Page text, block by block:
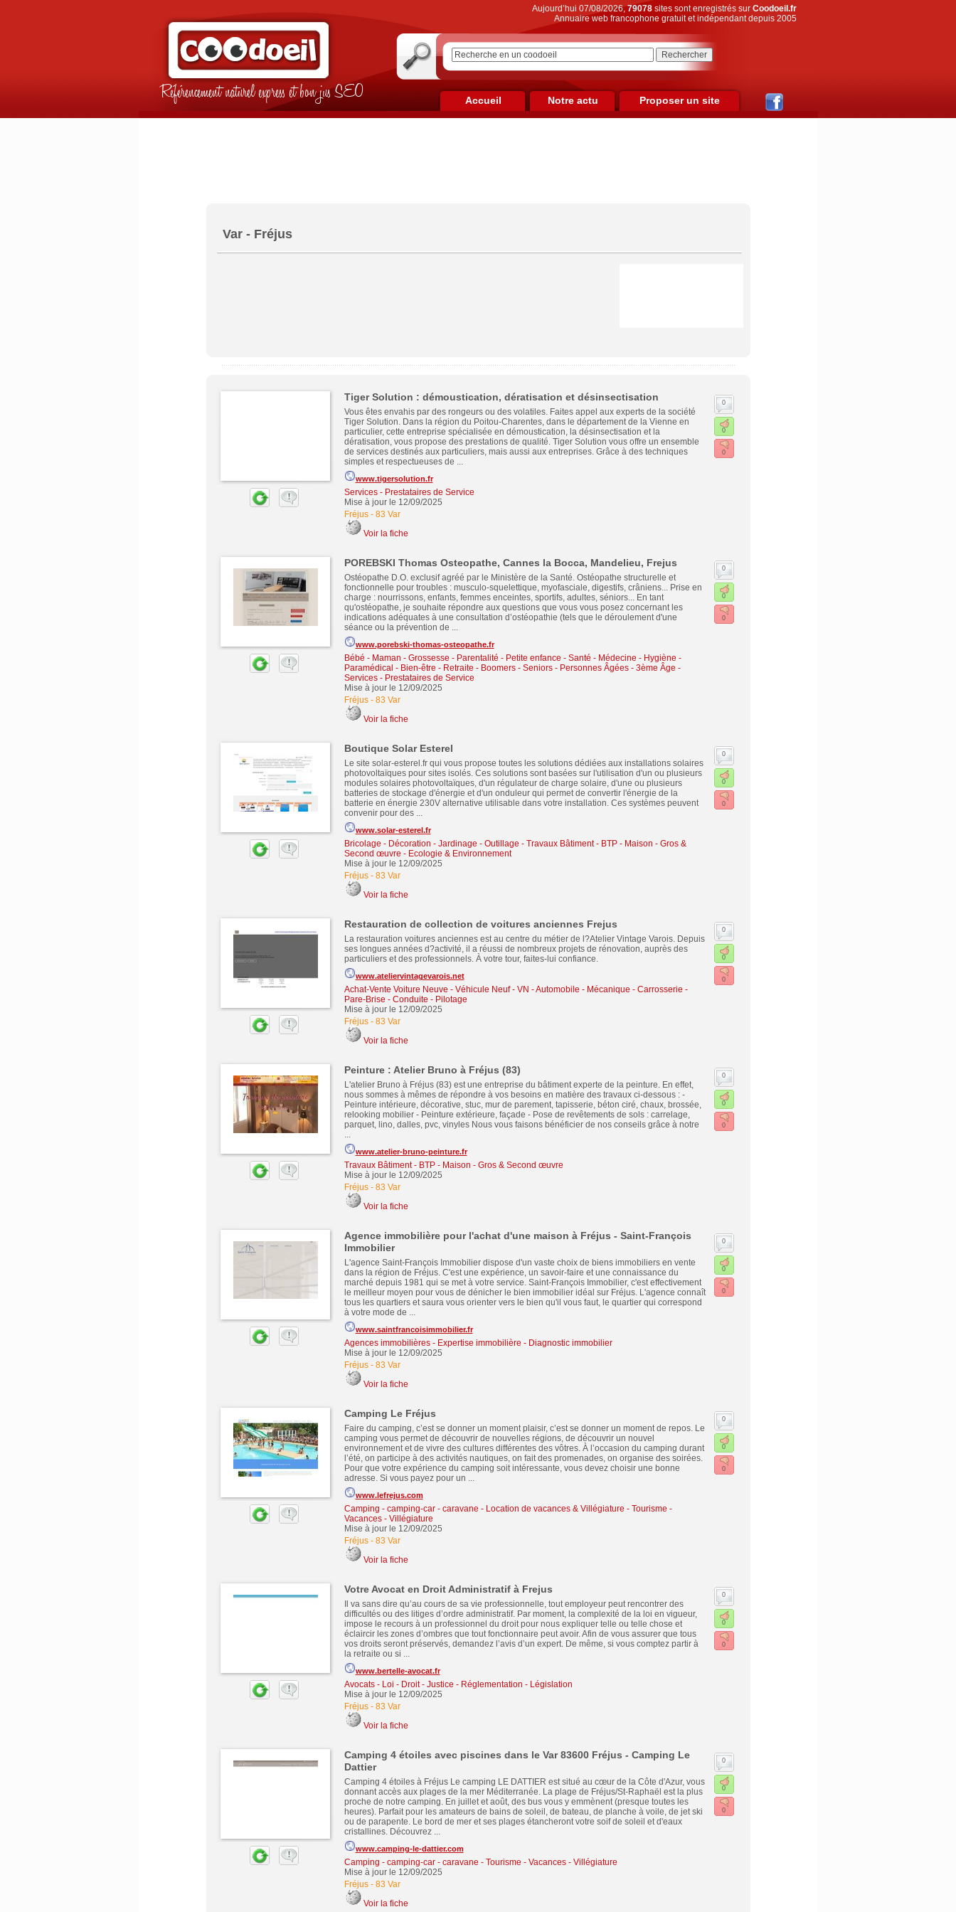
Référencement naturel express et bon jus SEO
Aujourd’hui 07/08/2026,79078sites sont enregistrés sur Coodoeil.fr
Annuaire web francophone gratuit et indépendant depuis 2005
Accueil Notre actu Proposer un site
Var - Fréjus
Tiger Solution : démoustication, dératisation et désinsectisation
Vous êtes envahis par des rongeurs ou des volatiles. Faites appel aux experts de la société
Tiger Solution. Dans la région du Poitou-Charentes, dans le département de la Vienne en
particulier, cette entreprise spécialisée en démoustication, la désinsectisation et la
dératisation, vous propose des prestations de qualité. Tiger Solution vous offre un ensemble
de services destinés aux particuliers, mais aussi aux entreprises. Grâce à des techniques
simples et respectueuses de ...
www.tigersolution.fr
Services - Prestataires de Service
Mise à jour le 12/09/2025
Fréjus- 83 Var
Voir la fiche
0
0
0
POREBSKI Thomas Osteopathe, Cannes la Bocca, Mandelieu, Frejus
Ostéopathe D.O. exclusif agréé par le Ministère de la Santé. Ostéopathe structurelle et
fonctionnelle pour troubles : musculo-squelettique, myofasciale, digestifs, crâniens... Prise en
charge : nourrissons, enfants, femmes enceintes, sportifs, adultes, séniors... En tant
qu'ostéopathe, je souhaite répondre aux questions que vous vous posez concernant les
indications adéquates à une consultation d’ostéopathie (tels que le déroulement d'une
séance ou la prévention de ...
www.porebski-thomas-osteopathe.fr
Bébé - Maman - Grossesse - Parentalité - Petite enfance - Santé - Médecine - Hygiène -
Paramédical - Bien-être - Retraite - Boomers - Seniors - Personnes Âgées - 3ème Âge -
Services - Prestataires de Service
Mise à jour le 12/09/2025
Fréjus- 83 Var
Voir la fiche
0
0
0
Boutique Solar Esterel
Le site solar-esterel.fr qui vous propose toutes les solutions dédiées aux installations solaires
photovoltaïques pour sites isolés. Ces solutions sont basées sur l'utilisation d'un ou plusieurs
modules solaires photovoltaïques, d'un régulateur de charge solaire, d'une ou plusieurs
batteries de stockage d'énergie et d'un onduleur qui permet de convertir l'énergie de la
batterie en énergie 230V alternative utilisable dans votre installation. Ces systèmes peuvent
convenir pour des ...
www.solar-esterel.fr
Bricolage - Décoration - Jardinage - Outillage - Travaux Bâtiment - BTP - Maison - Gros &
Second œuvre - Ecologie & Environnement
Mise à jour le 12/09/2025
Fréjus- 83 Var
Voir la fiche
0
0
0
Restauration de collection de voitures anciennes Frejus
La restauration voitures anciennes est au centre du métier de l?Atelier Vintage Varois. Depuis
ses longues années d?activité, il a réussi de nombreux projets de rénovation, auprès des
particuliers et des professionnels. À votre tour, faites-lui confiance.
www.ateliervintagevarois.net
Achat-Vente Voiture Neuve - Véhicule Neuf - VN -Automobile - Mécanique - Carrosserie -
Pare-Brise - Conduite - Pilotage
Mise à jour le 12/09/2025
Fréjus- 83 Var
Voir la fiche
0
0
0
Peinture : Atelier Bruno à Fréjus (83)
L'atelier Bruno à Fréjus (83) est une entreprise du bâtiment experte de la peinture. En effet,
nous sommes à mêmes de répondre à vos besoins en matière des travaux ci-dessous : -
Peinture intérieure, décorative, stuc, mur de parement, tapisserie, béton ciré, chaux, brossée,
relooking mobilier - Peinture extérieure, façade - Pose de revêtements de sols : carrelage,
parquet, lino, dalles, pvc, vinyles Nous vous faisons bénéficier de nos conseils grâce à notre
...
www.atelier-bruno-peinture.fr
Travaux Bâtiment - BTP - Maison - Gros & Second œuvre
Mise à jour le 12/09/2025
Fréjus- 83 Var
Voir la fiche
0
0
0
Agence immobilière pour l'achat d'une maison à Fréjus - Saint-François
Immobilier
L'agence Saint-François Immobilier dispose d'un vaste choix de biens immobiliers en vente
dans la région de Fréjus. C'est une expérience, un savoir-faire et une connaissance du
marché depuis 1981 qui se met à votre service. Saint-François Immobilier, c'est effectivement
le meilleur moyen pour vous de dénicher le bien immobilier idéal sur Fréjus. L'agence connaît
tous les quartiers et saura vous orienter vers le bien qu'il vous faut, le quartier qui correspond
à votre mode de ...
www.saintfrancoisimmobilier.fr
Agences immobilières - Expertise immobilière - Diagnostic immobilier
Mise à jour le 12/09/2025
Fréjus- 83 Var
Voir la fiche
0
0
0
Camping Le Fréjus
Faire du camping, c’est se donner un moment plaisir, c’est se donner un moment de repos. Le
camping vous permet de découvrir de nouvelles régions, de découvrir un nouvel
environnement et de vivre des cultures différentes des vôtres. À l’occasion du camping durant
l’été, on participe à des activités nautiques, on fait des promenades, on organise des soirées.
Pour que votre expérience du camping soit intéressante, vous devez choisir une bonne
adresse. Si vous payez pour un ...
www.lefrejus.com
Camping - camping-car - caravane - Location de vacances & Villégiature - Tourisme -
Vacances - Villégiature
Mise à jour le 12/09/2025
Fréjus- 83 Var
Voir la fiche
0
0
0
Votre Avocat en Droit Administratif à Frejus
Il va sans dire qu’au cours de sa vie professionnelle, tout employeur peut rencontrer des
difficultés ou des litiges d’ordre administratif. Par moment, la complexité de la loi en vigueur,
impose le recours à un professionnel du droit pour nous expliquer telle ou telle chose et
éclaircir les zones d’ombres que tout fonctionnaire peut avoir. Afin de vous assurer que tous
vos droits seront préservés, demandez l’avis d’un expert. De même, si vous comptez partir à
la retraite ou si ...
www.bertelle-avocat.fr
Avocats - Loi - Droit - Justice - Réglementation - Législation
Mise à jour le 12/09/2025
Fréjus- 83 Var
Voir la fiche
0
0
0
Camping 4 étoiles avec piscines dans le Var 83600 Fréjus - Camping Le
Dattier
Camping 4 étoiles à Fréjus Le camping LE DATTIER est situé au cœur de la Côte d'Azur, vous
donnant accès aux plages de la mer Méditerranée. La plage de Fréjus/St-Raphaël est la plus
proche de notre camping. En juillet et août, des bus vous y emmènent (presque toutes les
heures). Parfait pour les amateurs de bains de soleil, de bateau, de planche à voile, de jet ski
ou de parapente. Le bord de mer et ses plages étancheront votre soif de soleil et d'eaux
cristallines. Découvrez ...
www.camping-le-dattier.com
Camping - camping-car - caravane - Tourisme - Vacances - Villégiature
Mise à jour le 12/09/2025
Fréjus- 83 Var
Voir la fiche
0
0
0